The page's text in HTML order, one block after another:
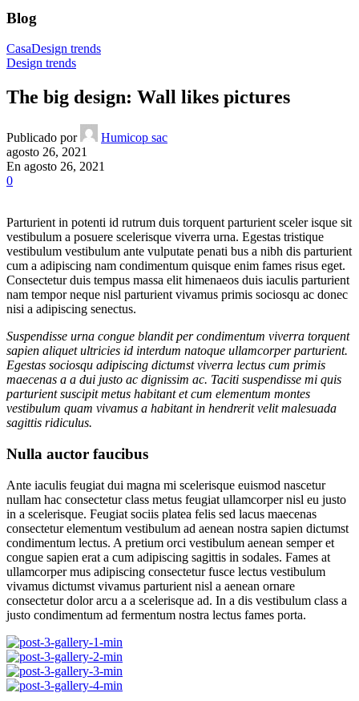
Blog
CasaDesign trends
Design trends
The big design: Wall likes pictures
Publicado por
Humicop sac
agosto 26, 2021
En agosto 26, 2021
0
Parturient in potenti id rutrum duis torquent parturient sceler isque sit
vestibulum a posuere scelerisque viverra urna. Egestas tristique
vestibulum vestibulum ante vulputate penati bus a nibh dis parturient
cum a adipiscing nam condimentum quisque enim fames risus eget.
Consectetur duis tempus massa elit himenaeos duis iaculis parturient
nam tempor neque nisl parturient vivamus primis sociosqu ac donec
nisi a adipiscing senectus.
Suspendisse urna congue blandit per condimentum viverra torquent
sapien aliquet ultricies id interdum natoque ullamcorper parturient.
Egestas sociosqu adipiscing dictumst viverra lectus cum primis
maecenas a a dui justo ac dignissim ac. Taciti suspendisse mi quis
parturient suscipit metus habitant et cum elementum montes
vestibulum quam vivamus a habitant in hendrerit velit malesuada
sagittis ridiculus.
Nulla auctor faucibus
Ante iaculis feugiat dui magna mi scelerisque euismod nascetur
nullam hac consectetur class metus feugiat ullamcorper nisl eu justo
in a scelerisque. Feugiat sociis platea felis sed lacus maecenas
consectetur elementum vestibulum ad aenean nostra sapien dictumst
condimentum lectus. A pretium orci vestibulum aenean semper et
congue sapien erat a cum adipiscing sagittis in sodales. Fames at
ullamcorper mus adipiscing consectetur fusce lectus vestibulum
vivamus dictumst vivamus parturient nisl a aenean ornare
consectetur dolor arcu a a scelerisque ad. In a dis vestibulum class a
justo condimentum ad fermentum nostra lectus fames porta.